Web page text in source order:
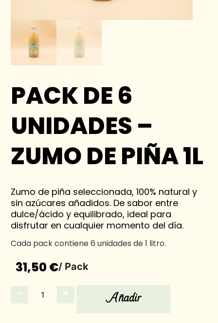
PACK DE 6
UNIDADES –
ZUMO DE PIÑA 1L
Zumo de piña seleccionada, 100% natural y
sin azúcares añadidos. De sabor entre
dulce/ácido y equilibrado, ideal para
disfrutar en cualquier momento del día.
Cada pack contiene 6 unidades de 1 litro.
31,50 €/ Pack
− + Añadir